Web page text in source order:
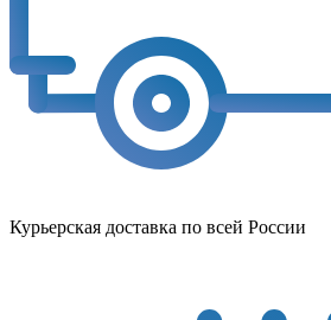
Курьерская доставка по всей России